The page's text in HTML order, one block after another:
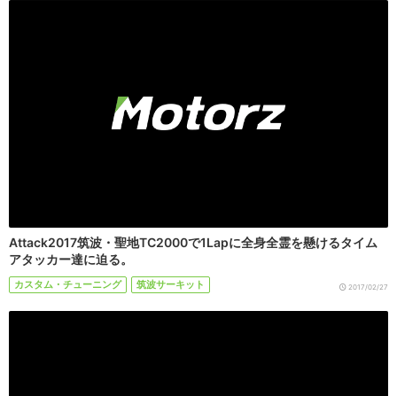
Attack2017筑波・聖地TC2000で1Lapに全身全霊を懸けるタイム
アタッカー達に迫る。
カスタム・チューニング 筑波サーキット 2017/02/27